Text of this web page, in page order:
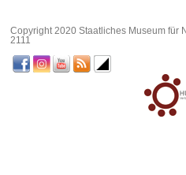
Copyright 2020 Staatliches Museum für
2111